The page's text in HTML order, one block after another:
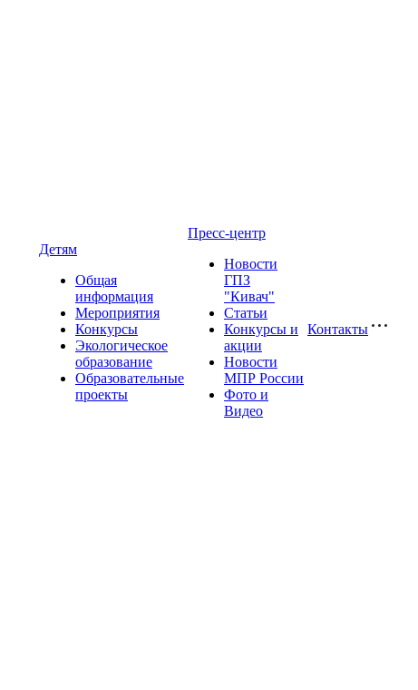
Детям
Общая
информация
Мероприятия
Конкурсы
Экологическое
образование
Образовательные
проекты
Пресс-центр
Новости
ГПЗ
"Кивач"
Статьи
Конкурсы и
акции
Новости
МПР России
Фото и
Видео
Контакты